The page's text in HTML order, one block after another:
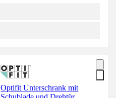
Optifit Unterschrank mit